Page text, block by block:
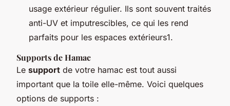
usage extérieur régulier. Ils sont souvent traités
anti-UV et imputrescibles, ce qui les rend
parfaits pour les espaces extérieurs1.
Supports de Hamac
Le support de votre hamac est tout aussi
important que la toile elle-même. Voici quelques
options de supports :